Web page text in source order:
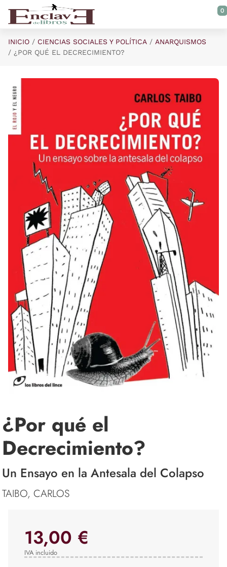
Saltar al contenido principal
0
INICIO CIENCIAS SOCIALES Y POLÍTICA
ANARQUISMOS
¿POR QUÉ EL DECRECIMIENTO?
¿Por qué el
Decrecimiento?
Un Ensayo en la Antesala del Colapso
TAIBO, CARLOS
13,00 €
IVA incluido